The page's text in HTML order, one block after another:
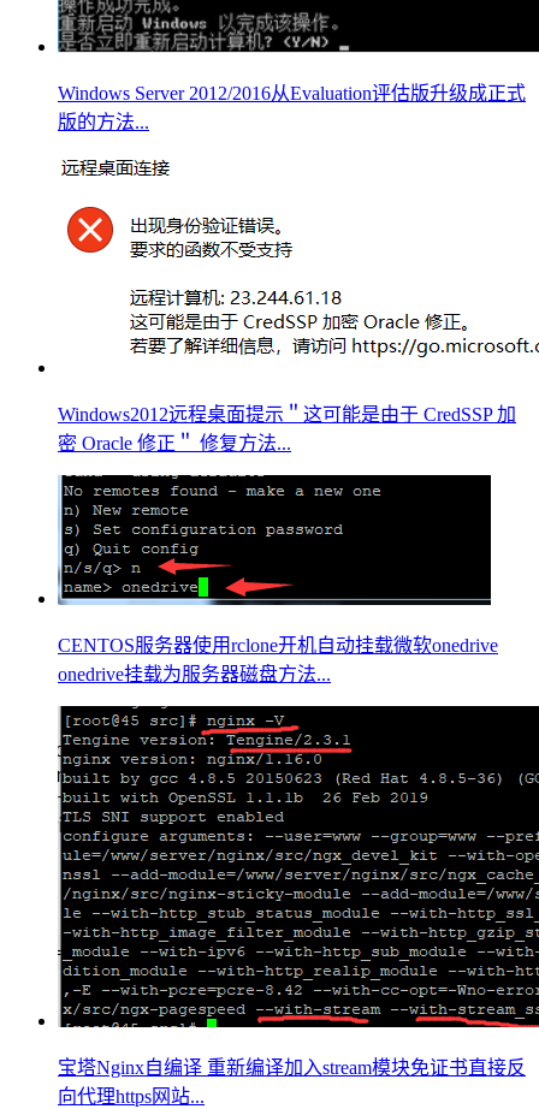
Windows Server 2012/2016从Evaluation评估版升级成正式
版的方法...
Windows2012远程桌面提示＂这可能是由于 CredSSP 加
密 Oracle 修正＂ 修复方法...
CENTOS服务器使用rclone开机自动挂载微软onedrive
onedrive挂载为服务器磁盘方法...
宝塔Nginx自编译 重新编译加入stream模块免证书直接反
向代理https网站...